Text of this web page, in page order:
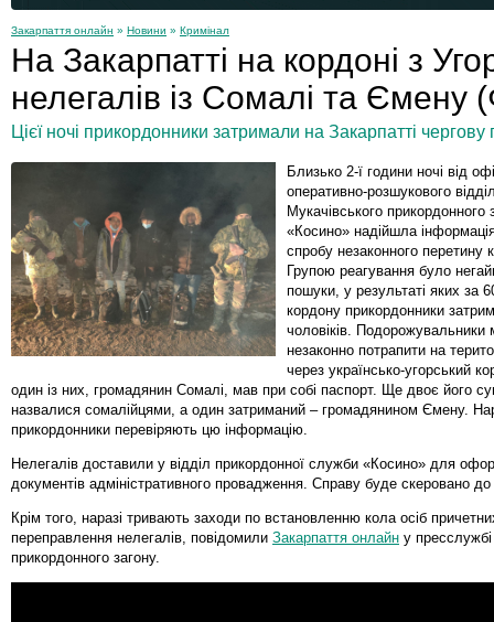
Закарпаття онлайн » Новини » Кримінал
На Закарпатті на кордоні з
нелегалів із Сомалі та
Цієї ночі прикордонники затримали на Закарпатті чергову
Близько 2-ї години ночі від
оперативно-розшукового
Мукачівського прикордонного
«Косино» надійшла
спробу незаконного перетину
Групою реагування було
пошуки, у результаті яких за
кордону прикордонники
чоловіків. Подорожувальники
незаконно потрапити на
через українсько-угорський
один із них, громадянин Сомалі, мав при собі паспорт. Ще двоє його
назвалися сомалійцями, а один затриманий – громадянином Ємену.
прикордонники перевіряють цю інформацію.
Нелегалів доставили у відділ прикордонної служби «Косино» для
документів адміністративного провадження. Справу буде скеровано
Крім того, наразі тривають заходи по встановленню кола осіб
переправлення нелегалів, повідомили Закарпаття онлайн у
прикордонного загону.